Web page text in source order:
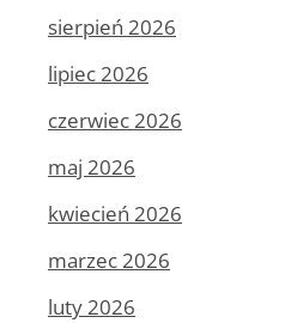
sierpień 2026
lipiec 2026
czerwiec 2026
maj 2026
kwiecień 2026
marzec 2026
luty 2026